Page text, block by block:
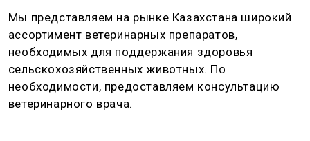
Мы представляем на рынке Казахстана широкий
ассортимент ветеринарных препаратов,
необходимых для поддержания здоровья
сельскохозяйственных животных. По
необходимости, предоставляем консультацию
ветеринарного врача.